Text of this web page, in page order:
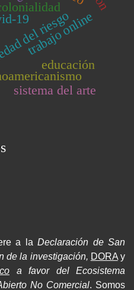
del riesgo
trabajo online
educación
19
sistema del arte
a laDeclaración de San
de la investigación, DORAy
a favor del Ecosistema
No Comercial. Somos